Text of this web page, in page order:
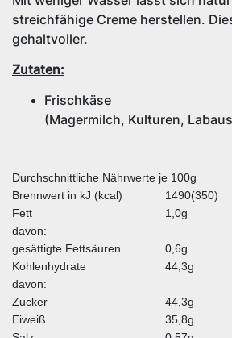
streichfähige Creme herstellen.
gehaltvoller.
Zutaten:
Frischkäse
(Magermilch, Kulturen,
Durchschnittliche Nährwerte je 100g
Brennwert in kJ (kcal)
1490(350)
Fett
1,0g
davon:
gesättigte Fettsäuren
0,6g
Kohlenhydrate
44,3g
davon:
Zucker
44,3g
Eiweiß
35,8g